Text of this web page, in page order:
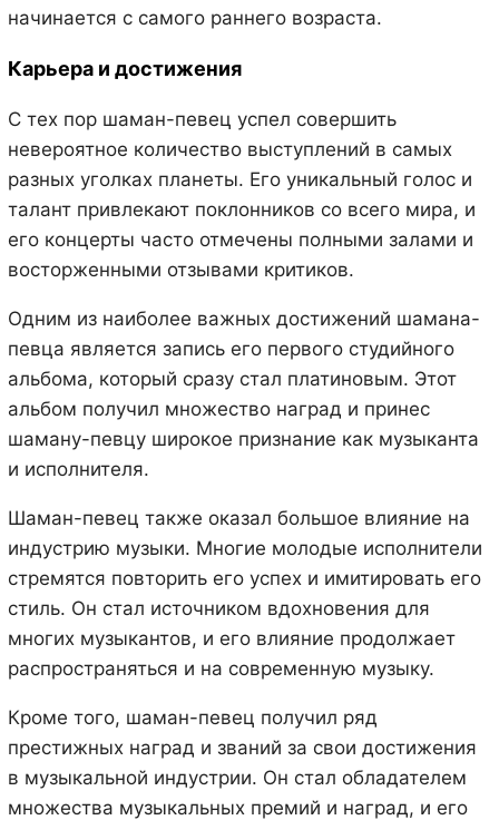
начинается с самого раннего возраста.
Карьера и достижения
С тех пор шаман-певец успел совершить
невероятное количество выступлений в самых
разных уголках планеты. Его уникальный голос и
талант привлекают поклонников со всего мира, и
его концерты часто отмечены полными залами и
восторженными отзывами критиков.
Одним из наиболее важных достижений шамана-
певца является запись его первого студийного
альбома, который сразу стал платиновым. Этот
альбом получил множество наград и принес
шаману-певцу широкое признание как музыканта
и исполнителя.
Шаман-певец также оказал большое влияние на
индустрию музыки. Многие молодые исполнители
стремятся повторить его успех и имитировать его
стиль. Он стал источником вдохновения для
многих музыкантов, и его влияние продолжает
распространяться и на современную музыку.
Кроме того, шаман-певец получил ряд
престижных наград и званий за свои достижения
в музыкальной индустрии. Он стал обладателем
множества музыкальных премий и наград, и его